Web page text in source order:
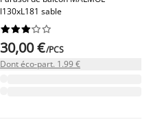
l130xL181 sable






30,00 €/PCS
Dont éco-part. 1.99 €